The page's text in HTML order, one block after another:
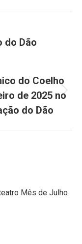
do Dão
do Coelho
de 2025 no
do Dão
Mês de Julho